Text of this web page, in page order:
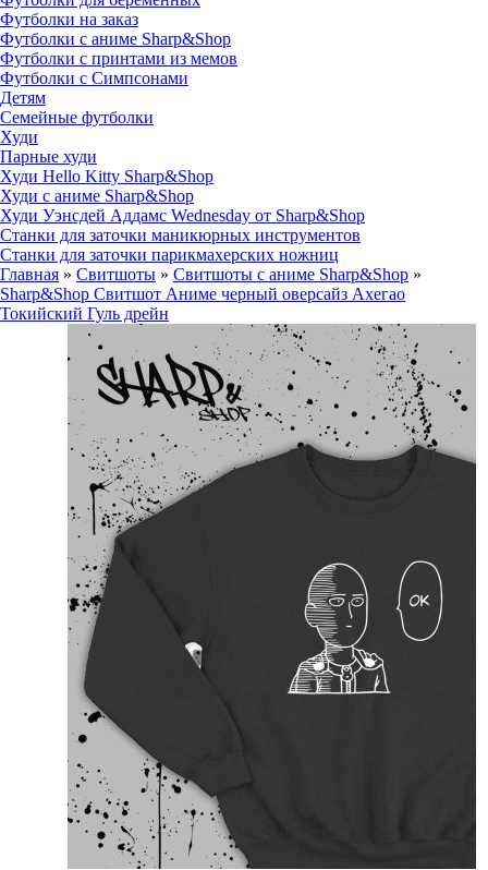
Футболки на заказ
Футболки с аниме Sharp&Shop
Футболки с принтами из мемов
Футболки с Симпсонами
Детям
Семейные футболки
Худи
Парные худи
Худи Hello Kitty Sharp&Shop
Худи с аниме Sharp&Shop
Худи Уэнсдей Аддамс Wednesday от Sharp&Shop
Станки для заточки маникюрных инструментов
Станки для заточки парикмахерских ножниц
Главная » Свитшоты » Свитшоты с аниме Sharp&Shop »
Sharp&Shop Свитшот Аниме черный оверсайз Ахегао
Токийский Гуль дрейн